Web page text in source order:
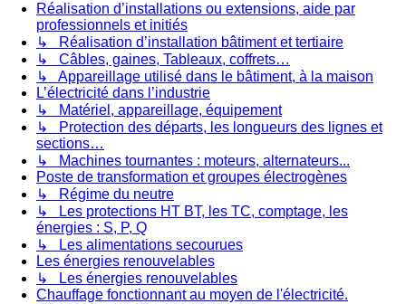
Réalisation d’installations ou extensions, aide par
professionnels et initiés
↳ Réalisation d’installation bâtiment et tertiaire
↳ Câbles, gaines, Tableaux, coffrets…
↳ Appareillage utilisé dans le bâtiment, à la maison
L’électricité dans l’industrie
↳ Matériel, appareillage, équipement
↳ Protection des départs, les longueurs des lignes et
sections…
↳ Machines tournantes : moteurs, alternateurs...
Poste de transformation et groupes électrogènes
↳ Régime du neutre
↳ Les protections HT BT, les TC, comptage, les
énergies : S, P, Q
↳ Les alimentations secourues
Les énergies renouvelables
↳ Les énergies renouvelables
Chauffage fonctionnant au moyen de l'électricité.